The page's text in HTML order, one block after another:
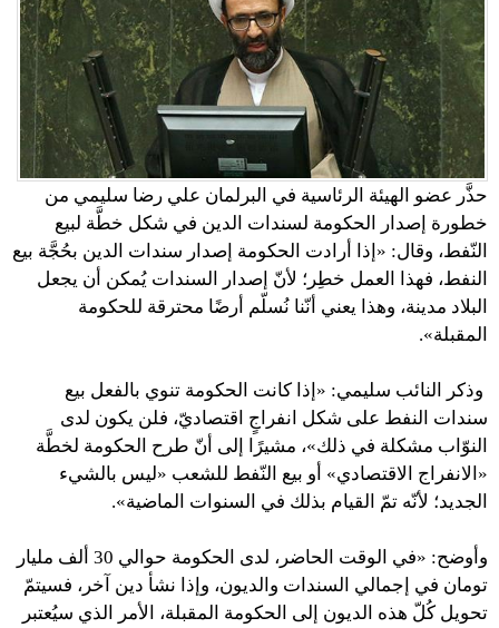
حذَّر عضو الهيئة الرئاسية في البرلمان علي رضا سليمي من
خطورة إصدار الحكومة لسندات الدين في شكل خطَّة لبيع
النّفط، وقال: «إذا أرادت الحكومة إصدار سندات الدين بحُجَّة بيع
النفط، فهذا العمل خطِر؛ لأنّ إصدار السندات يُمكن أن يجعل
البلاد مدينة، وهذا يعني أنّنا نُسلّم أرضًا محترقة للحكومة
المقبلة».
وذكر النائب سليمي: «إذا كانت الحكومة تنوي بالفعل بيع
سندات النفط على شكل انفراجٍ اقتصاديّ، فلن يكون لدى
النوّاب مشكلة في ذلك»، مشيرًا إلى أنّ طرح الحكومة لخطَّة
«الانفراج الاقتصادي» أو بيع النّفط للشعب «ليس بالشيء
الجديد؛ لأنّه تمّ القيام بذلك في السنوات الماضية».
وأوضح: «في الوقت الحاضر، لدى الحكومة حوالي 30 ألف مليار
تومان في إجمالي السندات والديون، وإذا نشأ دين آخر، فسيتمّ
تحويل كُلّ هذه الديون إلى الحكومة المقبلة، الأمر الذي سيُعتبر